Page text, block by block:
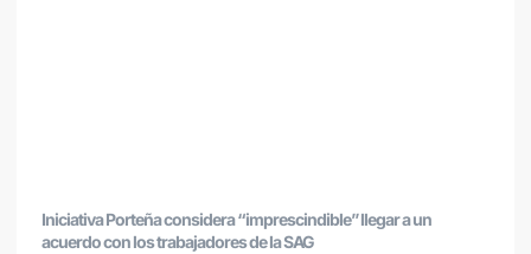
Iniciativa Porteña considera “imprescindible” llegar a un
acuerdo con los trabajadores de la SAG